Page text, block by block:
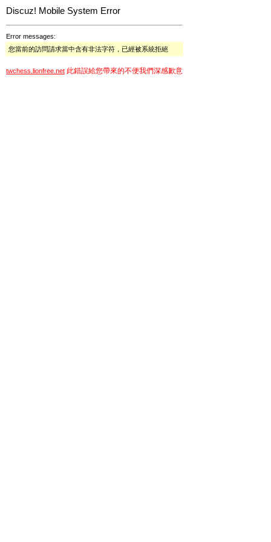
Discuz! Mobile System Error
Error messages:
您當前的訪問請求當中含有非法字符，已經被系統拒絕
twchess.lionfree.net 此錯誤給您帶來的不便我們深感歉意